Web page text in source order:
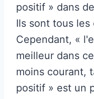
positif » dans
Ils sont tous
Cependant, «
meilleur dans
moins courant,
positif » est un